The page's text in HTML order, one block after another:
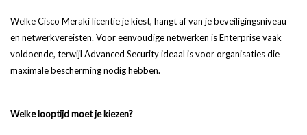
Welke Cisco Meraki licentie je kiest, hangt af van je beveiligingsniveau
en netwerkvereisten. Voor eenvoudige netwerken is Enterprise vaak
voldoende, terwijl Advanced Security ideaal is voor organisaties die
maximale bescherming nodig hebben.
Welke looptijd moet je kiezen?